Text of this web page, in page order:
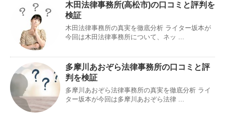
木田法律事務所(高松市)の口コミと評判を
検証
木田法律事務所の真実を徹底分析 ライター坂本が
今回は木田法律事務所について、ネッ ...
多摩川あおぞら法律事務所の口コミと評
判を検証
多摩川あおぞら法律事務所の真実を徹底分析 ライ
ター坂本が今回は多摩川あおぞら法律 ...